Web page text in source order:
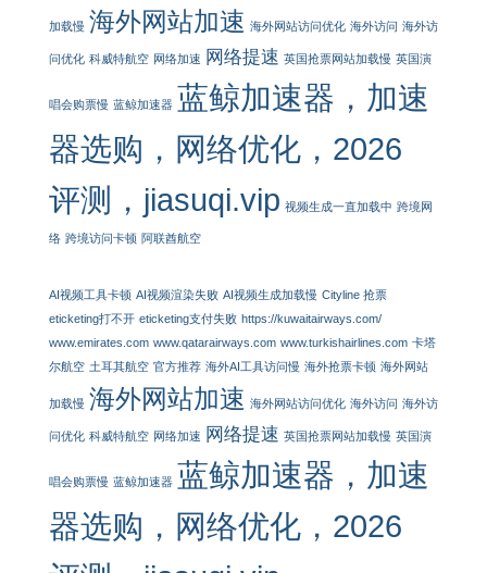
加载慢 海外网站加速 海外网站访问优化 海外访问 海外访
问优化 科威特航空 网络加速 网络提速 英国抢票网站加载慢 英国演
唱会购票慢 蓝鲸加速器 蓝鲸加速器，加速
器选购，网络优化，2026
评测，jiasuqi.vip 视频生成一直加载中 跨境网
络 跨境访问卡顿 阿联酋航空
AI视频工具卡顿 AI视频渲染失败 AI视频生成加载慢 Cityline 抢票
eticketing打不开 eticketing支付失败 https://kuwaitairways.com/
www.emirates.com www.qatarairways.com www.turkishairlines.com 卡塔
尔航空 土耳其航空 官方推荐 海外AI工具访问慢 海外抢票卡顿 海外网站
加载慢 海外网站加速 海外网站访问优化 海外访问 海外访
问优化 科威特航空 网络加速 网络提速 英国抢票网站加载慢 英国演
唱会购票慢 蓝鲸加速器 蓝鲸加速器，加速
器选购，网络优化，2026